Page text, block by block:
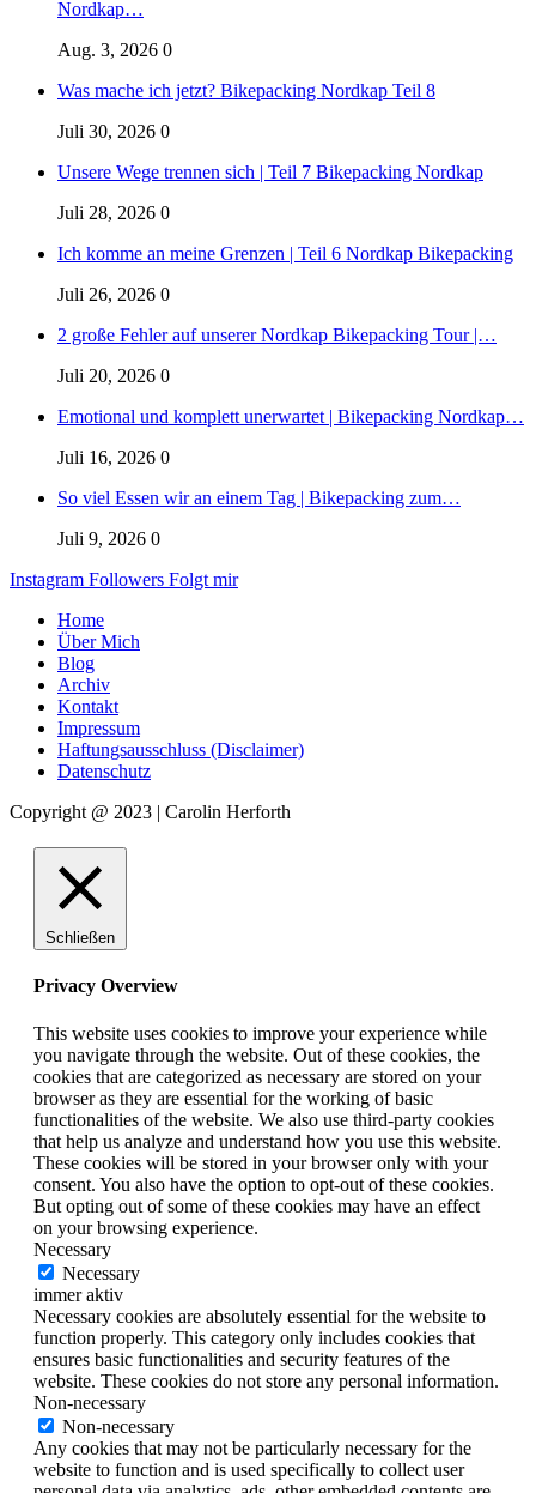
Nordkap…
Aug. 3, 2026 0
Was mache ich jetzt? Bikepacking Nordkap Teil 8
Juli 30, 2026 0
Unsere Wege trennen sich | Teil 7 Bikepacking Nordkap
Juli 28, 2026 0
Ich komme an meine Grenzen | Teil 6 Nordkap Bikepacking
Juli 26, 2026 0
2 große Fehler auf unserer Nordkap Bikepacking Tour |…
Juli 20, 2026 0
Emotional und komplett unerwartet | Bikepacking Nordkap…
Juli 16, 2026 0
So viel Essen wir an einem Tag | Bikepacking zum…
Juli 9, 2026 0
Instagram Followers Folgt mir
Home
Über Mich
Blog
Archiv
Kontakt
Impressum
Haftungsausschluss (Disclaimer)
Datenschutz
Copyright @ 2023 | Carolin Herforth
Schließen
Privacy Overview
This website uses cookies to improve your experience while
you navigate through the website. Out of these cookies, the
cookies that are categorized as necessary are stored on your
browser as they are essential for the working of basic
functionalities of the website. We also use third-party cookies
that help us analyze and understand how you use this website.
These cookies will be stored in your browser only with your
consent. You also have the option to opt-out of these cookies.
But opting out of some of these cookies may have an effect
on your browsing experience.
Necessary
Necessary
immer aktiv
Necessary cookies are absolutely essential for the website to
function properly. This category only includes cookies that
ensures basic functionalities and security features of the
website. These cookies do not store any personal information.
Non-necessary
Non-necessary
Any cookies that may not be particularly necessary for the
website to function and is used specifically to collect user